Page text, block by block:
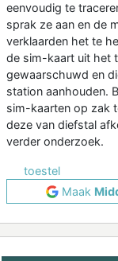
eenvoudig te
sprak ze aan en de
verklaarden het te
de sim-kaart uit het
gewaarschuwd en
station aanhouden.
sim-kaarten op zak
deze van diefstal
verder onderzoek.
toestel
Maak